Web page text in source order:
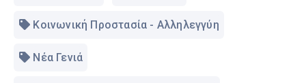
Κοινωνική Προστασία - Αλληλεγγύη
Νέα Γενιά